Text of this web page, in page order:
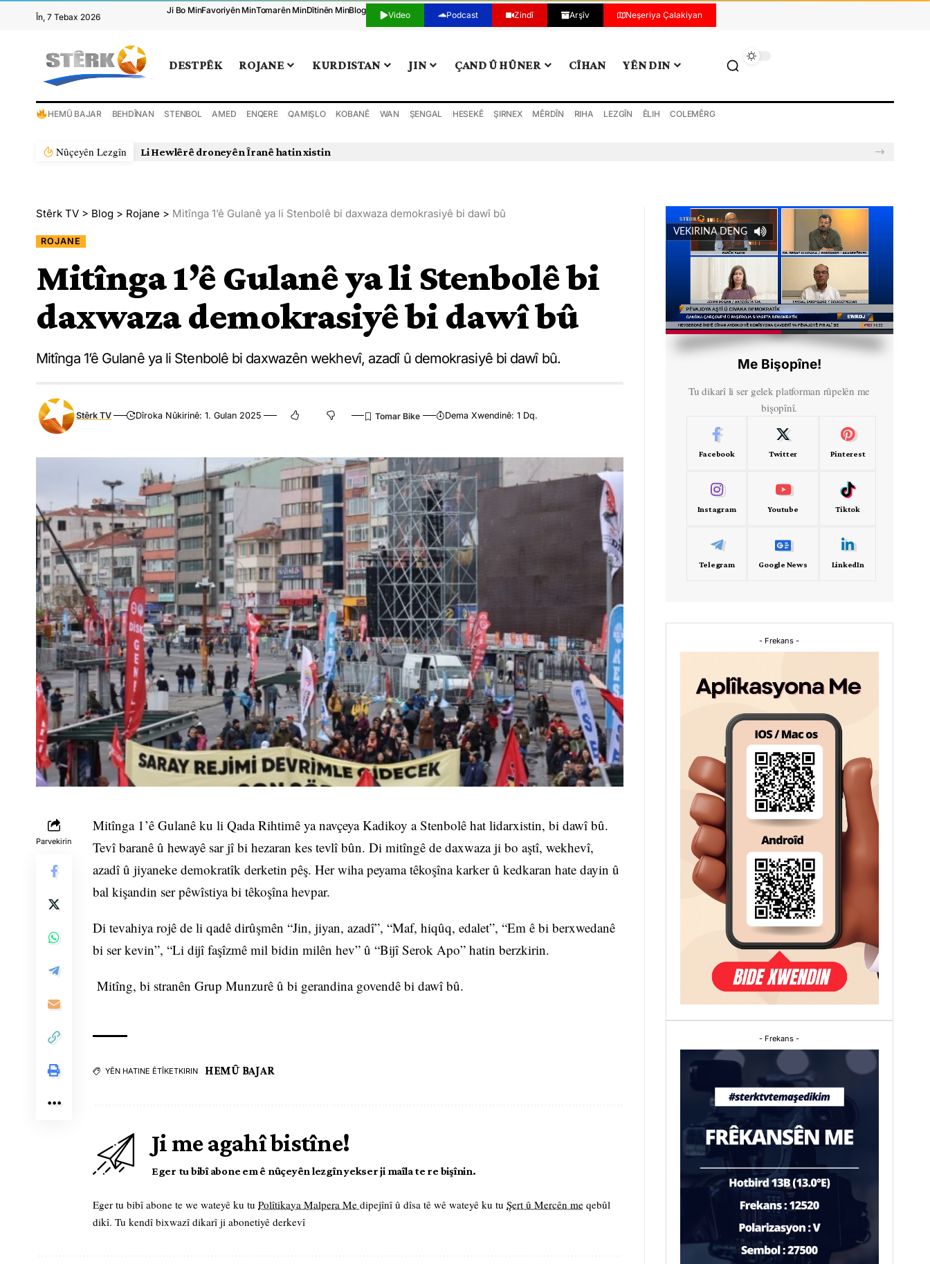
În, 7 Tebax 2026
Ji Bo MinFavoriyên MinTomarên MinDîtinên MinBlog Video Podcast Zindî Arşîv Neşeriya Çalakiyan
DESTPÊK ROJANE KURDISTAN JIN ÇAND Û HÛNER CÎHAN YÊN DIN
HEMÛ BAJAR BEHDÎNAN STENBOL AMED ENQERE QAMIŞLO KOBANÊ WAN ŞENGAL HESEKÊ ŞIRNEX MÊRDÎN RIHA LEZGÎN ÊLIH COLEMÊRG
Nûçeyên Lezgîn Li Hewlêrê droneyên Îranê hatin xistin
Stêrk TV > Blog > Rojane > Mitînga 1’ê Gulanê ya li Stenbolê bi daxwaza demokrasiyê bi dawî bû
ROJANE
Mitînga 1’ê Gulanê ya li Stenbolê bi
daxwaza demokrasiyê bi dawî bû
Mitînga 1’ê Gulanê ya li Stenbolê bi daxwazên wekhevî, azadî û demokrasiyê bi dawî bû.
Stêrk TV Dîroka Nûkirinê: 1. Gulan 2025 Dema Xwendinê: 1 Dq.
Parvekirin
Mitînga 1’ê Gulanê ku li Qada Rihtimê ya navçeya Kadikoy a Stenbolê hat lidarxistin, bi dawî bû.
Tevî baranê û hewayê sar jî bi hezaran kes tevlî bûn. Di mitîngê de daxwaza ji bo aştî, wekhevî,
azadî û jiyaneke demokratîk derketin pêş. Her wiha peyama têkoşîna karker û kedkaran hate dayin û
bal kişandin ser pêwîstiya bi têkoşîna hevpar.
Di tevahiya rojê de li qadê dirûşmên “Jin, jiyan, azadî”, “Maf, hiqûq, edalet”, “Em ê bi berxwedanê
bi ser kevin”, “Li dijî faşîzmê mil bidin milên hev” û “Bijî Serok Apo” hatin berzkirin.
Mitîng, bi stranên Grup Munzurê û bi gerandina govendê bi dawî bû.
YÊN HATINE ÊTÎKETKIRIN HEMÛ BAJAR
Ji me agahî bistîne!
Eger tu bibî abone em ê nûçeyên lezgîn yekser ji maîla te re bişînin.
Eger tu bibî abone te we wateyê ku tu Polîtikaya Malpera Me dipejînî û dîsa tê wê wateyê ku tu Şert û Mercên me qebûl
dikî. Tu kendî bixwazî dikarî ji abonetiyê derkevî
VEKIRINA DENG
Me Bişopîne!
Tu dikarî li ser gelek platforman rûpelên me
bişopînî.
Facebook Twitter Pinterest
Instagram Youtube Tiktok
Telegram Google News LinkedIn
- Frekans -
- Frekans -